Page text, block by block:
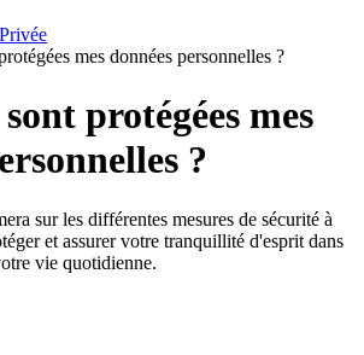
mes données personnelles ?
protégées mes
?
sur les différentes mesures de sécurité à
et assurer votre tranquillité d'esprit dans
vie quotidienne.